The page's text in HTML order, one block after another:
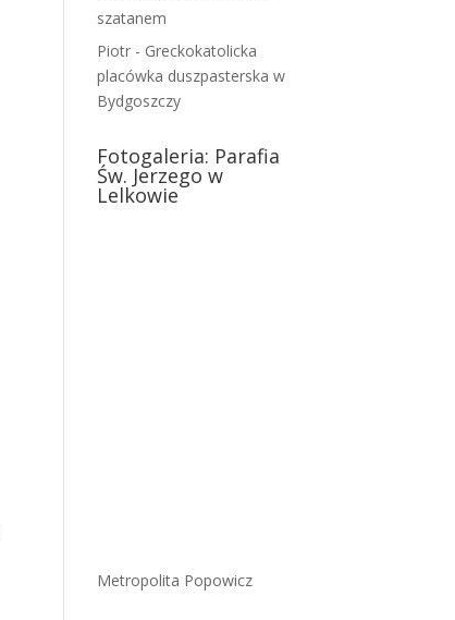
szatanem
Piotr - Greckokatolicka
placówka duszpasterska w
Bydgoszczy
Fotogaleria: Parafia
Św. Jerzego w
Lelkowie
Metropolita Popowicz